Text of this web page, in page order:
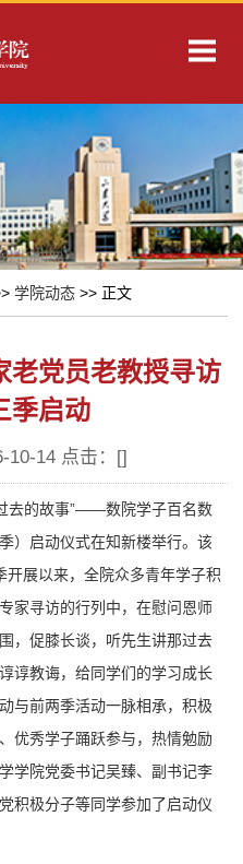
学院动态 >> 正文
老党员老教授寻访
季启动
10-14 点击：[]
去的故事”——数院学子百名数
）启动仪式在知新楼举行。该
展以来，全院众多青年学子积
家寻访的行列中，在慰问恩师
，促膝长谈，听先生讲那过去
谆教诲，给同学们的学习成长
与前两季活动一脉相承，积极
优秀学子踊跃参与，热情勉励
学院党委书记吴臻、副书记李
积极分子等同学参加了启动仪